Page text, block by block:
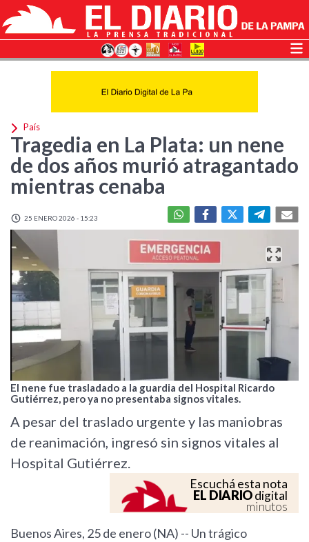
País
Tragedia en La Plata: un nene
de dos años murió atragantado
mientras cenaba
25 ENERO 2026 - 15:23
El nene fue trasladado a la guardia del Hospital Ricardo
Gutiérrez, pero ya no presentaba signos vitales.
A pesar del traslado urgente y las maniobras
de reanimación, ingresó sin signos vitales al
Hospital Gutiérrez.
Escuchá esta nota
EL DIARIOdigital
minutos
Buenos Aires, 25 de enero (NA) -- Un trágico